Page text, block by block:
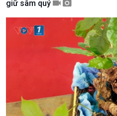
Giới thiệu
giữ sâm quý